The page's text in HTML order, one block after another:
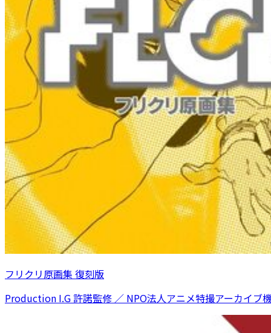
フリクリ原画集 復刻版
Production I.G 許諾監修 ／ NPO法人アニメ特撮アーカイブ